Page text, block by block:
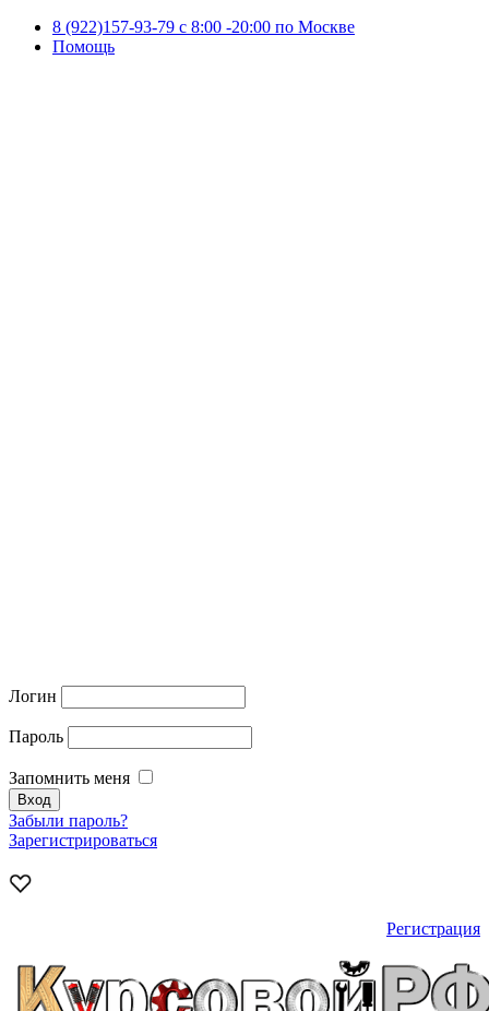
8 (922)157-93-79 c 8:00 -20:00 по Москве
Помощь
Логин
Пароль
Запомнить меня
Забыли пароль?
Зарегистрироваться
Регистрация